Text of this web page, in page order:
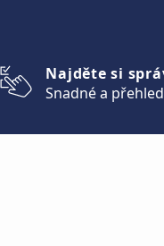
Najděte si
Snadné a